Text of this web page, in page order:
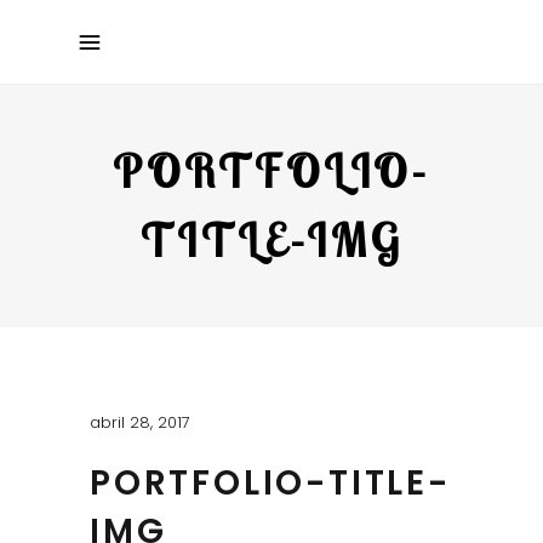
PORTFOLIO-
TITLE-IMG
abril 28, 2017
PORTFOLIO-TITLE-
IMG